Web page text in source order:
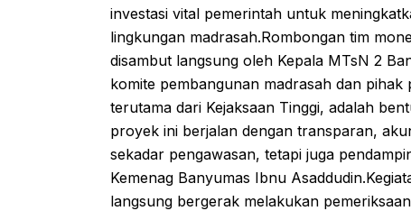
investasi vital pemerintah untuk
lingkungan madrasah.Rombongan tim
disambut langsung oleh Kepala MTsN 2
komite pembangunan madrasah dan
terutama dari Kejaksaan Tinggi, adalah
proyek ini berjalan dengan transparan,
sekadar pengawasan, tetapi juga
Kemenag Banyumas Ibnu
langsung bergerak melakukan